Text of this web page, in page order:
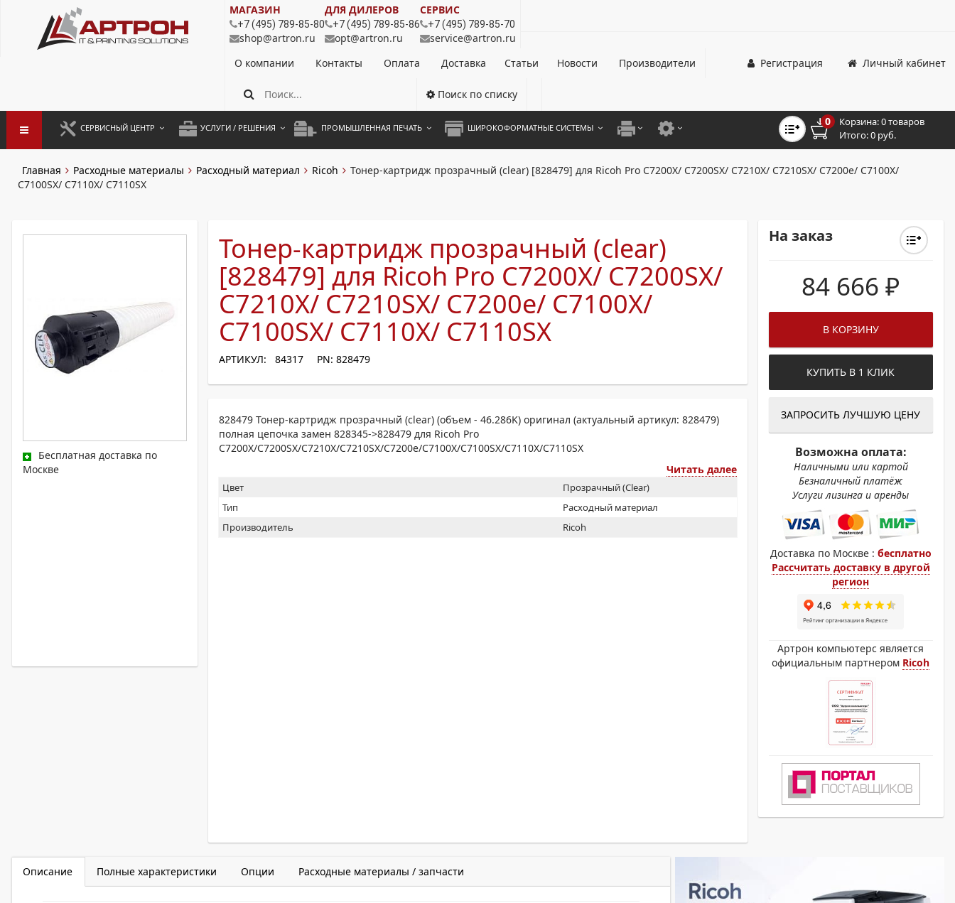
МАГАЗИН
+7 (495) 789-85-80
shop@artron.ru
ДЛЯ ДИЛЕРОВ
+7 (495) 789-85-86
opt@artron.ru
СЕРВИС
+7 (495) 789-85-70
service@artron.ru
О компании
Контакты Оплата Доставка Статьи Новости Производители Личный кабинет
Регистрация
Поиск по списку
СЕРВИСНЫЙ ЦЕНТР
ГАРАНТИЙНЫЙ РЕМОНТ
УСЛУГИ / РЕШЕНИЯ
АРЕНДА ОБОРУДОВАНИЯ
ПРОМЫШЛЕННАЯ ПЕЧАТЬ ШИРОКОФОРМАТНЫЕ СИСТЕМЫ
А4 МОНОХРОМНЫЕ
ПРИНТЕРЫ ДЛЯ ОФИСА
ЦВЕТНЫЕ ПРИНТЕРЫ
0 Корзина:0 товаров
Итого:0 руб.
Главная Расходные материалы Расходный материал Ricoh
Тонер-картридж прозрачный (clear) [828479] для Ricoh Pro C7200X/ C7200SX/ C7210X/ C7210SX/ C7200e/ C7100X/
C7100SX/ C7110X/ C7110SX
Бесплатная доставка по
Москве
Тонер-картридж прозрачный (clear)
[828479] для Ricoh Pro C7200X/ C7200SX/
C7210X/ C7210SX/ C7200e/ C7100X/
C7100SX/ C7110X/ C7110SX
АРТИКУЛ: 84317 PN: 828479
828479 Тонер-картридж прозрачный (clear) (объем - 46.286K) оригинал (актуальный артикул: 828479)
полная цепочка замен 828345->828479 для Ricoh Pro
C7200X/C7200SX/C7210X/C7210SX/C7200e/C7100X/C7100SX/C7110X/C7110SX
Читать далее
Цвет
Прозрачный (Clear)
Тип
Расходный материал
Производитель
Ricoh
На заказ
84 666₽
В КОРЗИНУ
КУПИТЬ В 1 КЛИК
ЗАПРОСИТЬ ЛУЧШУЮ ЦЕНУ
Возможна оплата:
Наличными или картой
Безналичный платёж
Услуги лизинга и аренды
Доставка по Москве : бесплатно
Рассчитать доставку в другой
регион
Артрон компьютерс является
официальным партнером Ricoh
Описание Полные характеристики Опции Расходные материалы / запчасти